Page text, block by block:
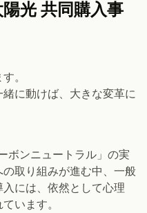
光 共同購入事
。
に動けば、大きな変革に
ボンニュートラル」の実
取り組みが進む中、一般
には、依然として心理
います。